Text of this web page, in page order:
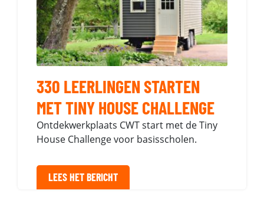
330 LEERLINGEN STARTEN
MET TINY HOUSE CHALLENGE
Ontdekwerkplaats CWT start met de Tiny
House Challenge voor basisscholen.
LEES HET BERICHT